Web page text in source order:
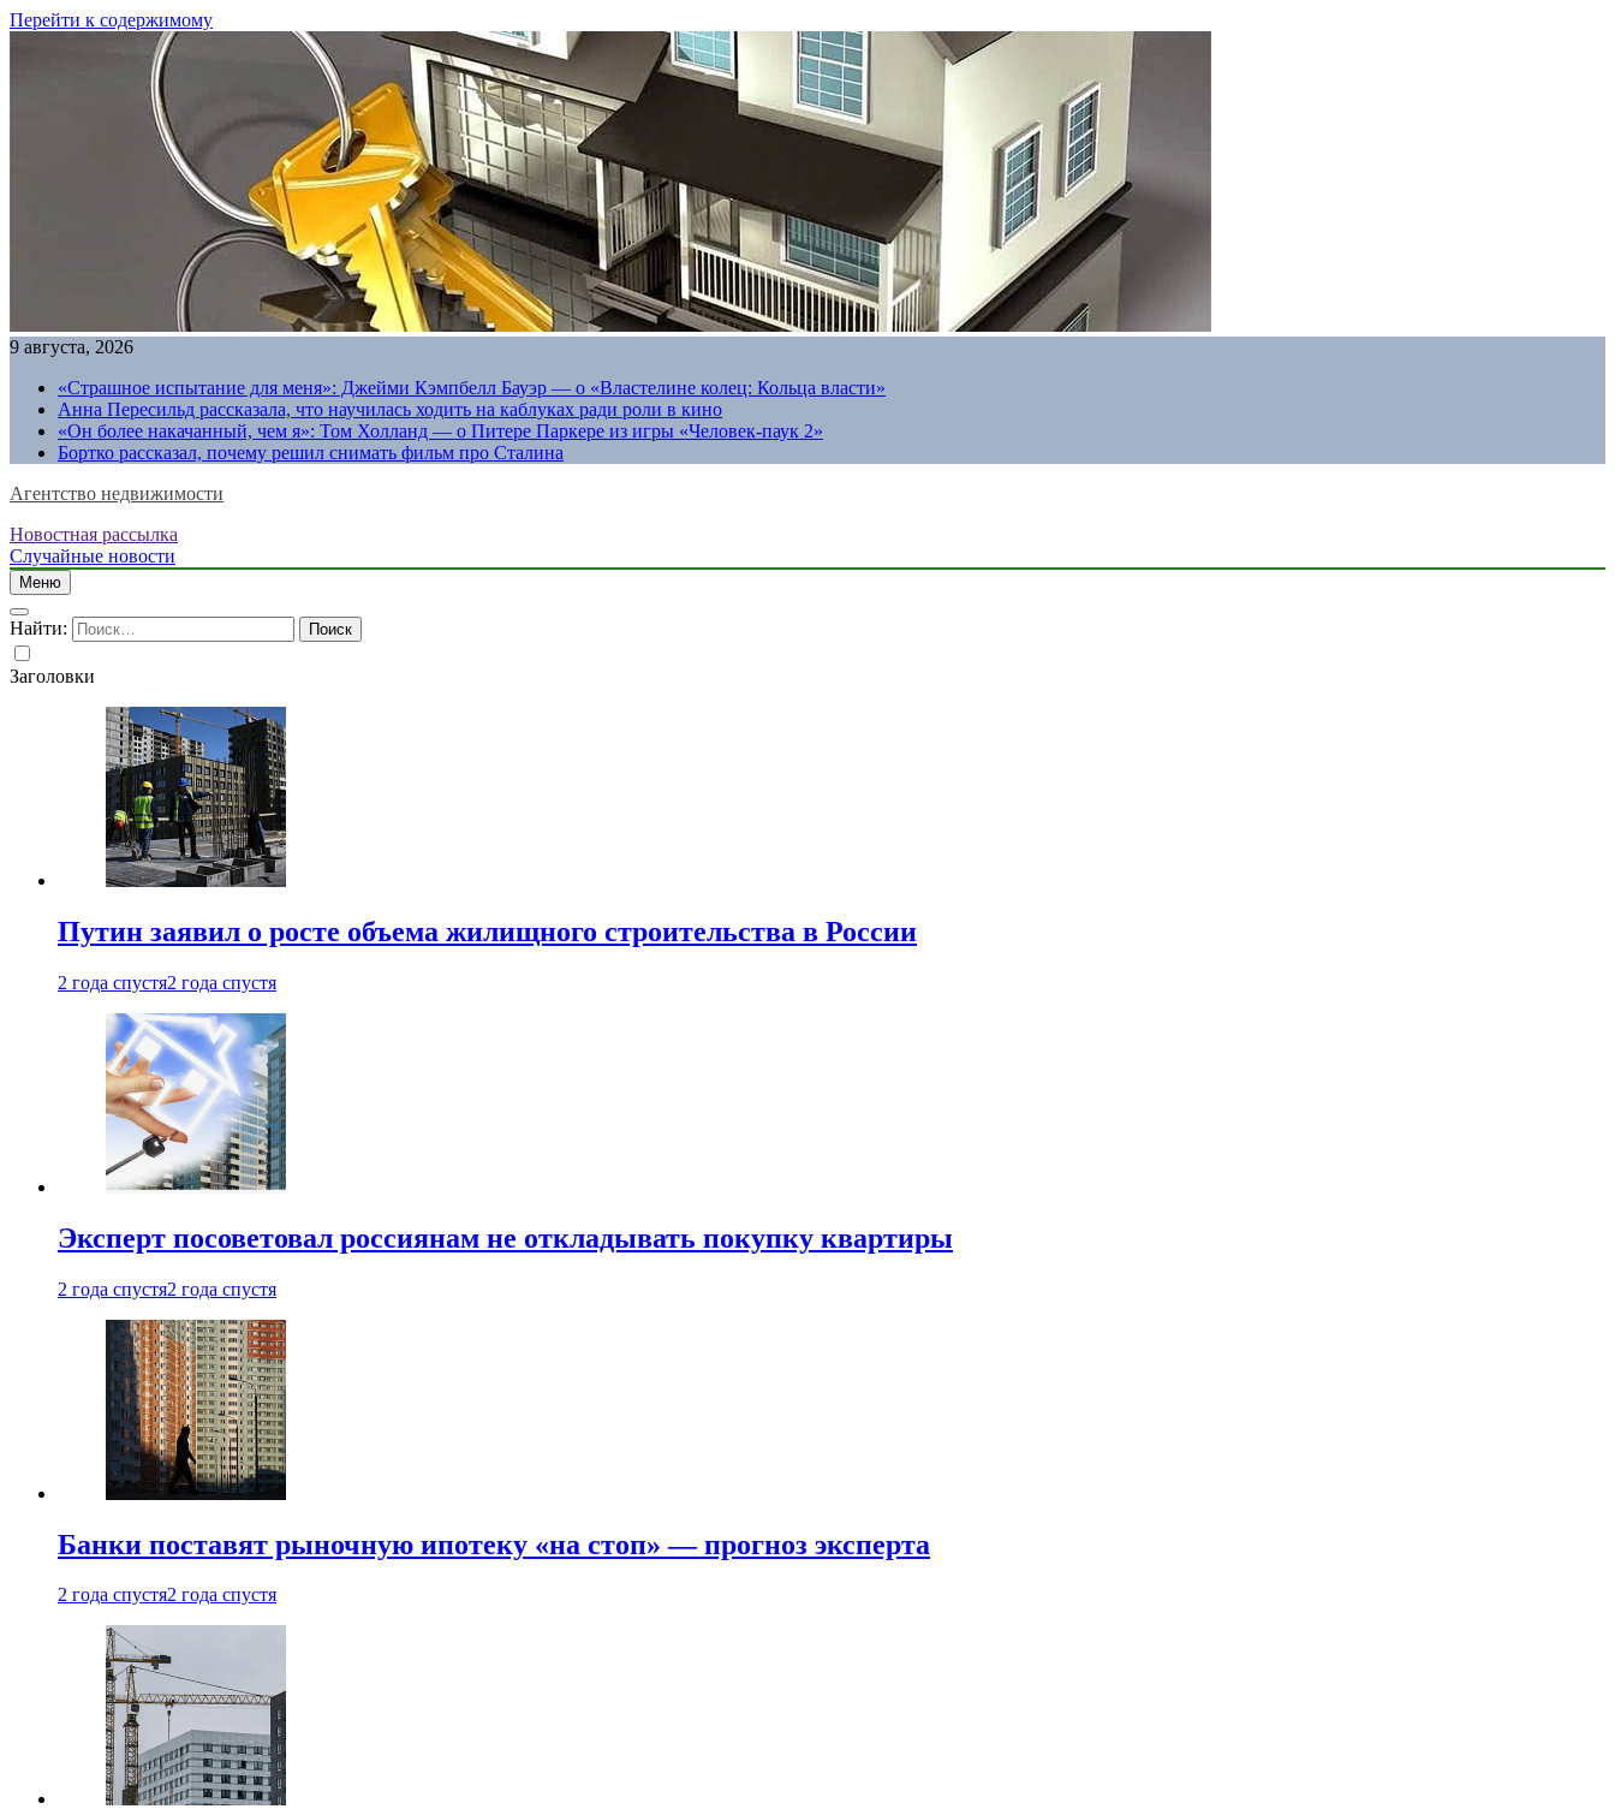
Перейти к содержимому
9 августа, 2026
«Страшное испытание для меня»: Джейми Кэмпбелл Бауэр — о «Властелине колец: Кольца власти»
Анна Пересильд рассказала, что научилась ходить на каблуках ради роли в кино
«Он более накачанный, чем я»: Том Холланд — о Питере Паркере из игры «Человек-паук 2»
Бортко рассказал, почему решил снимать фильм про Сталина
Агентство недвижимости
Новостная рассылка
Случайные новости
Меню
Найти:
Заголовки
Путин заявил о росте объема жилищного строительства в России
2 года спустя2 года спустя
Эксперт посоветовал россиянам не откладывать покупку квартиры
2 года спустя2 года спустя
Банки поставят рыночную ипотеку «на стоп» — прогноз эксперта
2 года спустя2 года спустя